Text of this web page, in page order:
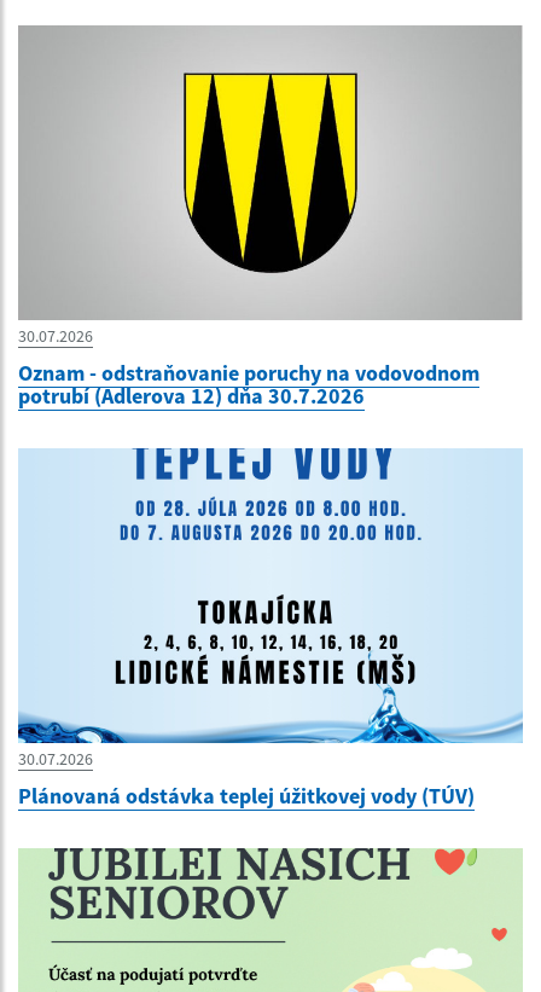
30.07.2026
Oznam - odstraňovanie poruchy na vodovodnom
potrubí (Adlerova 12) dňa 30.7.2026
30.07.2026
Plánovaná odstávka teplej úžitkovej vody (TÚV)